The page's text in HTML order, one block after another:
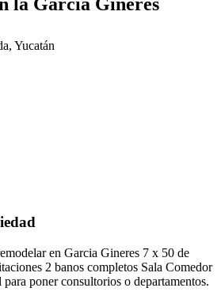
Yucatán
en Garcia Gineres 7 x 50 de
2 banos completos Sala Comedor
poner consultorios o departamentos.